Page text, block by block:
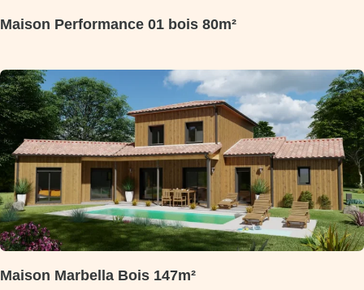
Maison Performance 01 bois 80m²
Maison Marbella Bois 147m²